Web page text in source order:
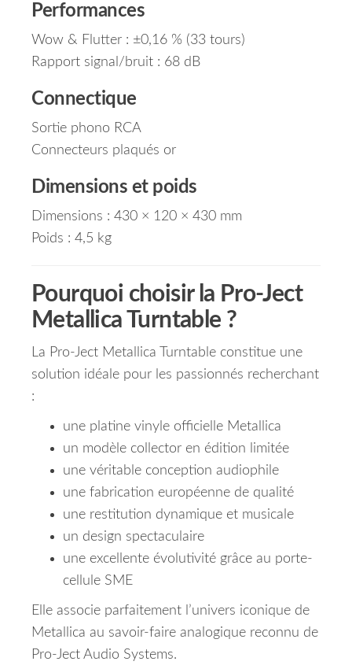
Performances
Wow & Flutter : ±0,16 % (33 tours)
Rapport signal/bruit : 68 dB
Connectique
Sortie phono RCA
Connecteurs plaqués or
Dimensions et poids
Dimensions : 430 × 120 × 430 mm
Poids : 4,5 kg
Pourquoi choisir la Pro-Ject
Metallica Turntable ?
La Pro-Ject Metallica Turntable constitue une
solution idéale pour les passionnés recherchant
:
une platine vinyle officielle Metallica
un modèle collector en édition limitée
une véritable conception audiophile
une fabrication européenne de qualité
une restitution dynamique et musicale
un design spectaculaire
une excellente évolutivité grâce au porte-
cellule SME
Elle associe parfaitement l’univers iconique de
Metallica au savoir-faire analogique reconnu de
Pro-Ject Audio Systems.